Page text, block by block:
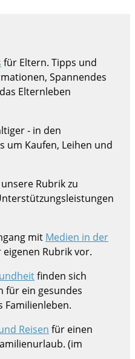
für Eltern. Tipps und
Spannendes
Elternleben
- in den
um Kaufen, Leihen und
Rubrik zu
mit Medien in der
Rubrik vor.
finden sich
für ein gesundes
Familienleben.
Reisen für einen
(im